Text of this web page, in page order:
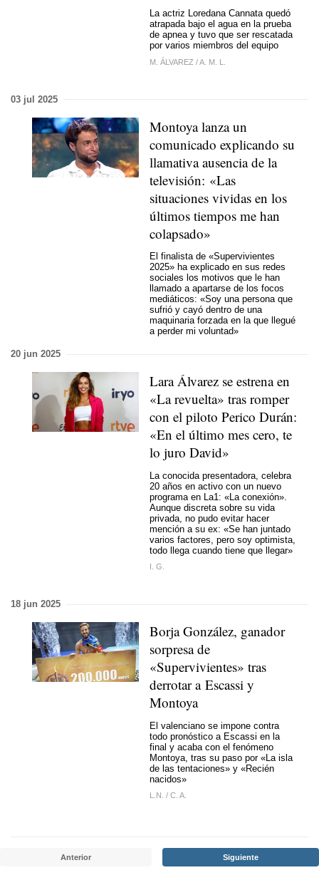
La actriz Loredana Cannata quedó
atrapada bajo el agua en la prueba
de apnea y tuvo que ser rescatada
por varios miembros del equipo
M. ÁLVAREZ /A. M. L.
03 jul 2025
Montoya lanza un
comunicado explicando su
llamativa ausencia de la
televisión: «Las
situaciones vividas en los
últimos tiempos me han
colapsado»
El finalista de «Supervivientes
2025» ha explicado en sus redes
sociales los motivos que le han
llamado a apartarse de los focos
mediáticos: «Soy una persona que
sufrió y cayó dentro de una
maquinaria forzada en la que llegué
a perder mi voluntad»
20 jun 2025
Lara Álvarez se estrena en
«La revuelta» tras romper
con el piloto Perico Durán:
«En el último mes cero, te
lo juro David»
La conocida presentadora, celebra
20 años en activo con un nuevo
programa en La1: «La conexión».
Aunque discreta sobre su vida
privada, no pudo evitar hacer
mención a su ex: «Se han juntado
varios factores, pero soy optimista,
todo llega cuando tiene que llegar»
I. G.
18 jun 2025
Borja González, ganador
sorpresa de
«Supervivientes» tras
derrotar a Escassi y
Montoya
El valenciano se impone contra
todo pronóstico a Escassi en la
final y acaba con el fenómeno
Montoya, tras su paso por «La isla
de las tentaciones» y «Recién
nacidos»
L.N. / C. A.
Anterior Siguiente